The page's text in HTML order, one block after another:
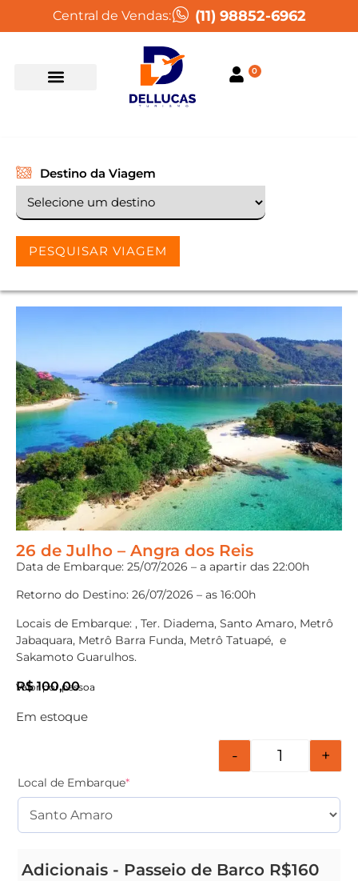
Central de Vendas: (11) 98852-6962
0
Destino da Viagem
PESQUISAR VIAGEM
26 de Julho – Angra dos Reis
Data de Embarque: 25/07/2026 – a apartir das 22:00h
Retorno do Destino: 26/07/2026 – as 16:00h
Locais de Embarque: , Ter. Diadema, Santo Amaro, Metrô
Jabaquara, Metrô Barra Funda, Metrô Tatuapé, e
Sakamoto Guarulhos.
R$100,00
Valor por pessoa
Em estoque
- +
Local de Embarque*
Adicionais - Passeio de Barco R$160